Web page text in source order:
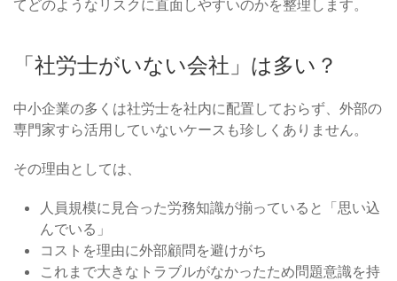
てどのようなリスクに直面しやすいのかを整理します。
「社労士がいない会社」は多い？
中小企業の多くは社労士を社内に配置しておらず、外部の
専門家すら活用していないケースも珍しくありません。
その理由としては、
人員規模に見合った労務知識が揃っていると「思い込
んでいる」
コストを理由に外部顧問を避けがち
これまで大きなトラブルがなかったため問題意識を持